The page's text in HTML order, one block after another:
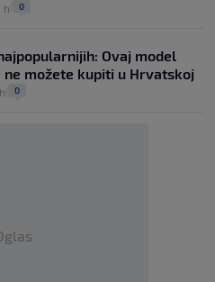
h 0
Ovaj model
ne možete kupiti u Hrvatskoj
0